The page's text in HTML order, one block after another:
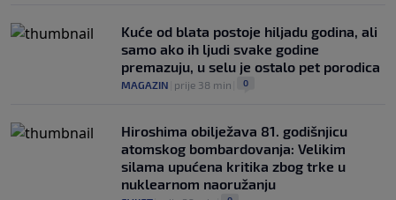
Kuće od blata postoje hiljadu godina, ali
samo ako ih ljudi svake godine
premazuju, u selu je ostalo pet porodica
MAGAZIN prije 38 min 0
Hiroshima obilježava 81. godišnjicu
atomskog bombardovanja: Velikim
silama upućena kritika zbog trke u
nuklearnom naoružanju